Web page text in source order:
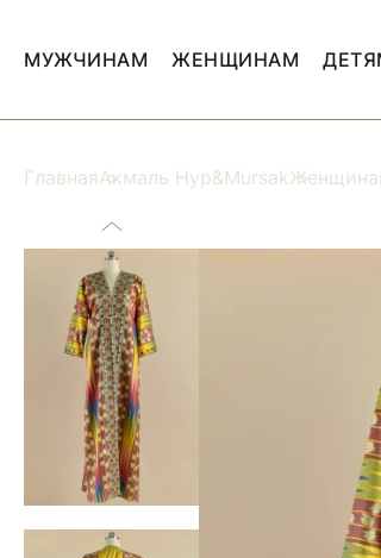
МУЖЧИНАМ ЖЕНЩИНАМ
ГлавнаяАкмаль Нур&Mursak